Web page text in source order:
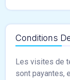
Conditions
Les visites de
sont payantes,